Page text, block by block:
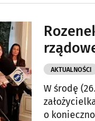
AKTUALNOŚCI
W środę
o